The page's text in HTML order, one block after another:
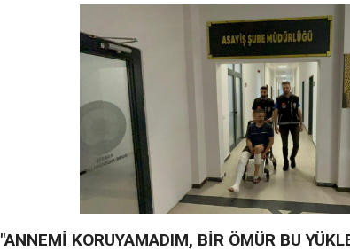
"ANNEMİ KORUYAMADIM, BİR ÖMÜR BU